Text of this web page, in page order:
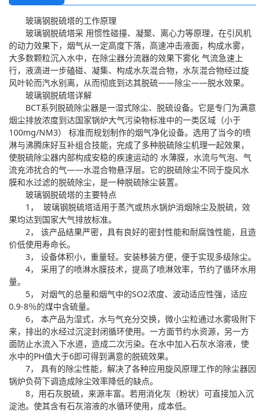
玻璃钢脱硫塔的工作原理
玻璃钢脱硫塔采 用惯性碰撞、凝聚、离心力等原理，在引风机
的动力效果下，烟气从一定高度下落，高速冲击液面，构成水雾，
大多数颗粒沉入水中，在除尘器分流器的效果下雾化 气流急速上
行，液滴进一步磕碰、凝集、构成水灰混合物，水灰混合物经过旋
风叶轮而汽水别离，从而彻底到达其脱硫——除尘——脱水效果。
玻璃钢脱硫塔详解
BCT系列脱硫除尘器是一湿式除尘、脱硫设备。它是专门为满意
烟尘排放浓度到达国家锅炉大气污染物标准中的一类区域（小于
100mg/NM3） 标准而规划制作的烟气净化设备。选用了当今的喷
淋与沸腾床好互补组合技能，完成了多种脱硫除尘机理一起效果，
使脱硫除尘器内部构成安稳的疾速运动的 水薄膜，水流与气泡、气
流充沛扰合的气——水混合物悬浮层。它的脱硫除尘不同于旋风水
膜和水过滤的脱硫除尘，是一种脱硫除尘装置。
玻璃钢脱硫塔的主要特点
1， 玻璃钢脱硫塔适用于蒸汽或热水锅炉消烟除尘及脱硫，效
果均达到国家大气排放标准。
2， 该产品结果严密，具有良好的密封性能和耐腐蚀性能，且造
价低使用寿命长。
3， 设备体积小，重量轻。安装移装方便，便于实现多级除尘。
4， 采用了的喷淋水膜技术，提高了喷淋效率，节约了循环水用
量。
5， 对烟气的总量和烟气中的SO2浓度、波动适应性强，适应
0.9-8％的煤中含硫量。
6， 本产品为湿式，水与气充分交换，微小尘粒通过水雾吸附下
来，排出的水经过沉淀封闭循环使用。一方面节约水资源，另一方
面防止水流入下水道，造成二次污染。在水中加入石灰水溶液，使
水中的PH值大于6即可得到满意的脱硫效果。
7， 具有的除尘性能，解决了各种应用旋风原理工作的除尘器因
锅炉负荷下调造成除尘效率降低的缺点。
8，用石灰脱硫，来源丰富。若用消化灰（粉状）可直接加入沉
淀池。使其含有石灰溶液的水循环使用，成本低。